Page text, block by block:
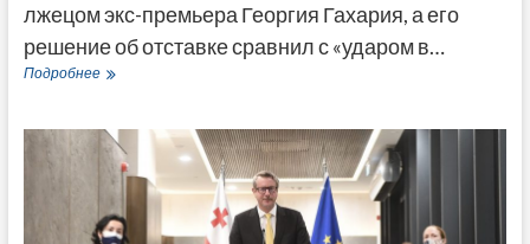
лжецом экс-премьера Георгия Гахария, а его
решение об отставке сравнил с «ударом в…
ПодробнееПредседатель
назвал
лжецом
экс-
премьера
Гахария